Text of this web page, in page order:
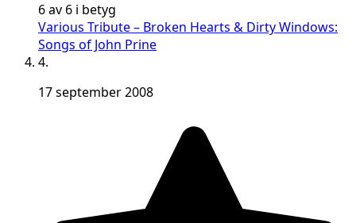
6 av 6 i betyg
Various Tribute – Broken Hearts & Dirty Windows:
Songs of John Prine
4.
17 september 2008